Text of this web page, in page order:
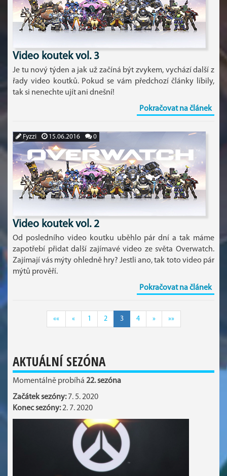
Video koutek vol. 3
Je tu nový týden a jak už začíná být zvykem, vychází další z
řady video koutků. Pokud se vám předchozí články líbily,
tak si nenechte ujít ani dnešní!
Pokračovat na článek
Fyzzi 15.06.2016 0
Video koutek vol. 2
Od posledního video koutku uběhlo pár dní a tak máme
zapotřebí přidat další zajímavé video ze světa Overwatch.
Zajímají vás mýty ohledně hry? Jestli ano, tak toto video pár
mýtů prověří.
Pokračovat na článek
«« « 1 2 3 4 » »»
AKTUÁLNÍ SEZÓNA
Momentálně probíhá 22. sezóna
Začátek sezóny:7. 5. 2020
Konec sezóny:2. 7. 2020